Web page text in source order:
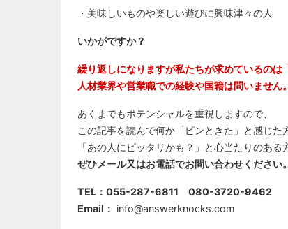
・美味しいものや楽しい遊びに興味津々の人
いかがですか？
繰り返しになりますが私たちが求めているのは
人材業界や営業職での経験や国籍は問いません。
あくまでもポテンシャルを重視しますので、
この記事を読んで何か「ピンときた」と感じた
「あの人にピッタリかも？」と心当たりのある
ぜひメール又はお電話でお問い合わせください。
TEL：055-287-6811 080-3720-9462
Email： info@answerknocks.com